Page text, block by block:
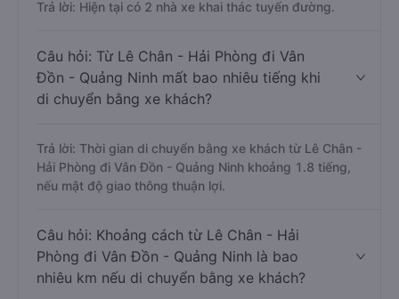
Trả lời: Hiện tại có 2 nhà xe khai thác tuyến đường.
Câu hỏi: Từ Lê Chân - Hải Phòng đi Vân
Đồn - Quảng Ninh mất bao nhiêu tiếng khi
di chuyển bằng xe khách?
Trả lời: Thời gian di chuyển bằng xe khách từ Lê Chân -
Hải Phòng đi Vân Đồn - Quảng Ninh khoảng 1.8 tiếng,
nếu mật độ giao thông thuận lợi.
Câu hỏi: Khoảng cách từ Lê Chân - Hải
Phòng đi Vân Đồn - Quảng Ninh là bao
nhiêu km nếu di chuyển bằng xe khách?